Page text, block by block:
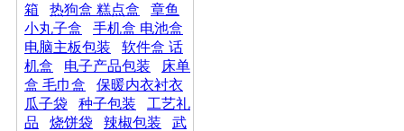
箱
热狗盒 糕点盒
章鱼
小丸子盒
手机盒 电池盒
电脑主板包装
软件盒 话
机盒
电子产品包装
床单
盒 毛巾盒
保暖内衣衬衣
瓜子袋
种子包装
工艺礼
品
烧饼袋 辣椒包装
武